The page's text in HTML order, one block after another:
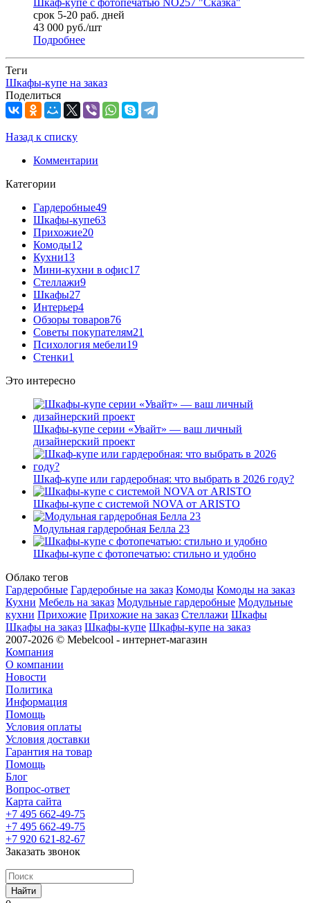
Шкаф-купе с фотопечатью NO257 "Сказка"
срок 5-20 раб. дней
43 000 руб./шт
Подробнее
Теги
Шкафы-купе на заказ
Поделиться
Назад к списку
Комментарии
Категории
Гардеробные49
Шкафы-купе63
Прихожие20
Комоды12
Кухни13
Мини-кухни в офис17
Стеллажи9
Шкафы27
Интерьер4
Обзоры товаров76
Советы покупателям21
Психология мебели19
Стенки1
Это интересно
Шкафы-купе серии «Увайт» — ваш личный
дизайнерский проект
Шкаф-купе или гардеробная: что выбрать в 2026 году?
Шкафы-купе с системой NOVA от ARISTO
Модульная гардеробная Белла 23
Шкафы-купе с фотопечатью: стильно и удобно
Облако тегов
Гардеробные Гардеробные на заказ Комоды Комоды на заказ
Кухни Мебель на заказ Модульные гардеробные Модульные
кухни Прихожие Прихожие на заказ Стеллажи Шкафы
Шкафы на заказ Шкафы-купе Шкафы-купе на заказ
2007-2026 © Mebelcool - интернет-магазин
Компания
О компании
Новости
Политика
Информация
Помощь
Условия оплаты
Условия доставки
Гарантия на товар
Помощь
Блог
Вопрос-ответ
Карта сайта
+7 495 662-49-75
+7 495 662-49-75
+7 920 621-82-67
Заказать звонок
Найти